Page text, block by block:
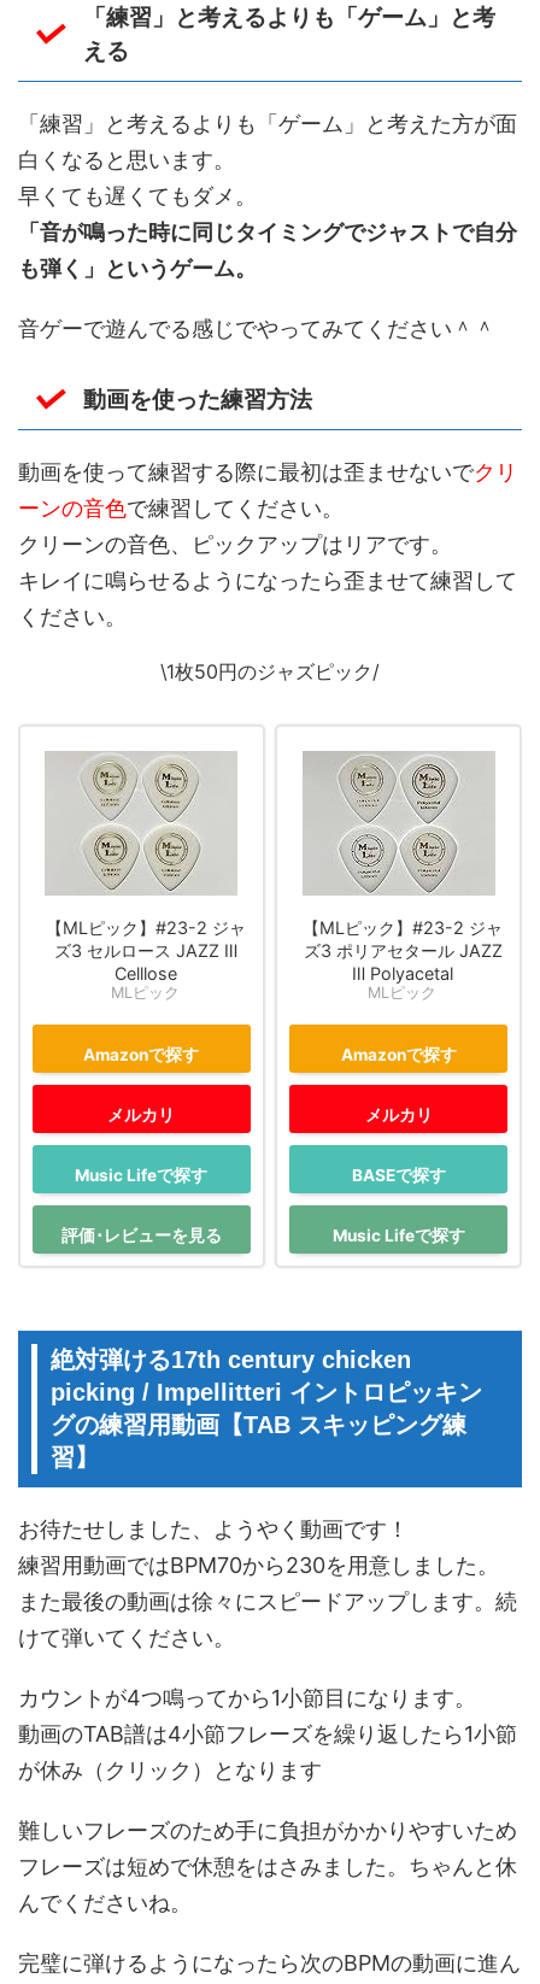
「練習」と考えるよりも「ゲーム」と考
える
「練習」と考えるよりも「ゲーム」と考えた方が面
白くなると思います。
早くても遅くてもダメ。
「音が鳴った時に同じタイミングでジャストで自分
も弾く」というゲーム。
音ゲーで遊んでる感じでやってみてください＾＾
動画を使った練習方法
動画を使って練習する際に最初は歪ませないでクリ
ーンの音色で練習してください。
クリーンの音色、ピックアップはリアです。
キレイに鳴らせるようになったら歪ませて練習して
ください。
\1枚50円のジャズピック/
【MLピック】#23-2 ジャ
ズ3 セルロース JAZZ Ⅲ
Celllose
MLピック
Amazonで探す
メルカリ
Music Lifeで探す
評価･レビューを見る
【MLピック】#23-2 ジャ
ズ3 ポリアセタール JAZZ
Ⅲ Polyacetal
MLピック
Amazonで探す
メルカリ
BASEで探す
Music Lifeで探す
絶対弾ける17th century chicken
picking / Impellitteri イントロピッキン
グの練習用動画【TAB スキッピング練
習】
お待たせしました、ようやく動画です！
練習用動画ではBPM70から230を用意しました。
また最後の動画は徐々にスピードアップします。続
けて弾いてください。
カウントが4つ鳴ってから1小節目になります。
動画のTAB譜は4小節フレーズを繰り返したら1小節
が休み（クリック）となります
難しいフレーズのため手に負担がかかりやすいため
フレーズは短めで休憩をはさみました。ちゃんと休
んでくださいね。
完璧に弾けるようになったら次のBPMの動画に進ん